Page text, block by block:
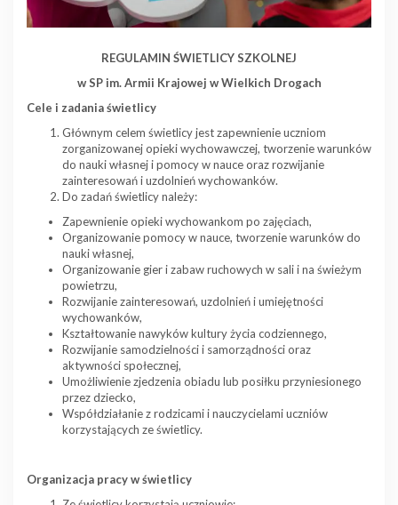
REGULAMIN ŚWIETLICY SZKOLNEJ
w SP im. Armii Krajowej w Wielkich Drogach
Cele i zadania świetlicy
Głównym celem świetlicy jest zapewnienie uczniom
zorganizowanej opieki wychowawczej, tworzenie warunków
do nauki własnej i pomocy w nauce oraz rozwijanie
zainteresowań i uzdolnień wychowanków.
Do zadań świetlicy należy:
Zapewnienie opieki wychowankom po zajęciach,
Organizowanie pomocy w nauce, tworzenie warunków do
nauki własnej,
Organizowanie gier i zabaw ruchowych w sali i na świeżym
powietrzu,
Rozwijanie zainteresowań, uzdolnień i umiejętności
wychowanków,
Kształtowanie nawyków kultury życia codziennego,
Rozwijanie samodzielności i samorządności oraz
aktywności społecznej,
Umożliwienie zjedzenia obiadu lub posiłku przyniesionego
przez dziecko,
Współdziałanie z rodzicami i nauczycielami uczniów
korzystających ze świetlicy.
Organizacja pracy w świetlicy